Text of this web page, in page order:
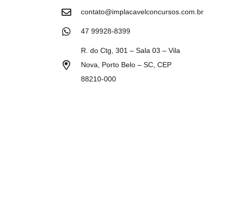
contato@implacavelconcursos.com.br
47 99928-8399
R. do Ctg, 301 – Sala 03 – Vila
Nova, Porto Belo – SC, CEP
88210-000